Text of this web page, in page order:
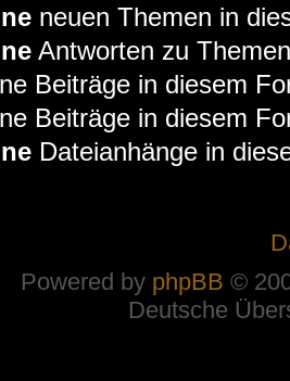
neuen Themen in
Antworten zu
Beiträge in diesem
Beiträge in diesem
Dateianhänge in
Powered by phpBB ©
Deutsche